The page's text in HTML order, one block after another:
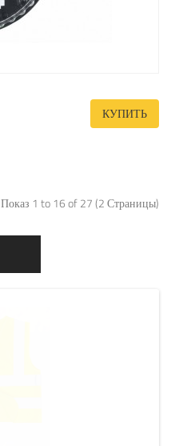
КУПИТЬ
Показ 1 to 16 of 27 (2 Страницы)